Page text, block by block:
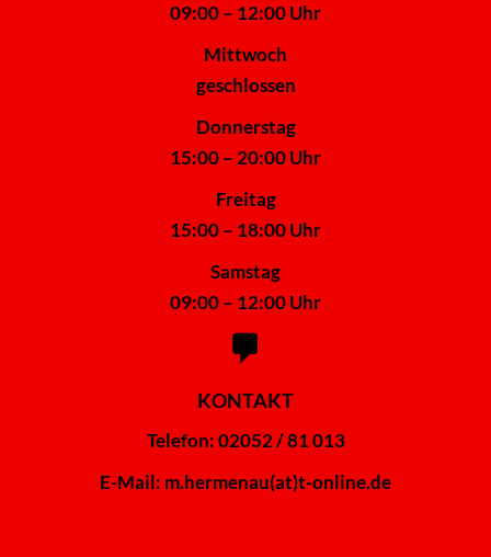
09:00 – 12:00 Uhr
Mittwoch
geschlossen
Donnerstag
15:00 – 20:00 Uhr
Freitag
15:00 – 18:00 Uhr
Samstag
09:00 – 12:00 Uhr
KONTAKT
Telefon: 02052 / 81 013
E-Mail: m.hermenau(at)t-online.de